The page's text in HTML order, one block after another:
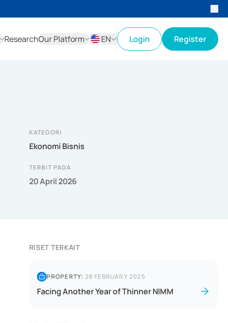
ResearchOur Platform
EN
Login Register
KATEGORI
Ekonomi Bisnis
TERBIT PADA
20 April 2026
RISET TERKAIT
PROPERTY| 28 FEBRUARY 2025
Facing Another Year of Thinner NIMM